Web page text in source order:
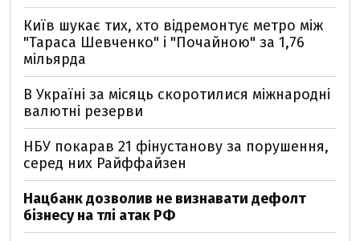
Київ шукає тих, хто відремонтує метро між
"Тараса Шевченко" і "Почайною" за 1,76
мільярда
В Україні за місяць скоротилися міжнародні
валютні резерви
НБУ покарав 21 фінустанову за порушення,
серед них Райффайзен
Нацбанк дозволив не визнавати дефолт
бізнесу на тлі атак РФ